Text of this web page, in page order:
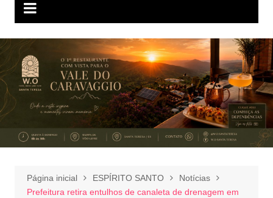
Página inicial ESPÍRITO SANTO
Notícias
Prefeitura retira entulhos de canaleta de drenagem em